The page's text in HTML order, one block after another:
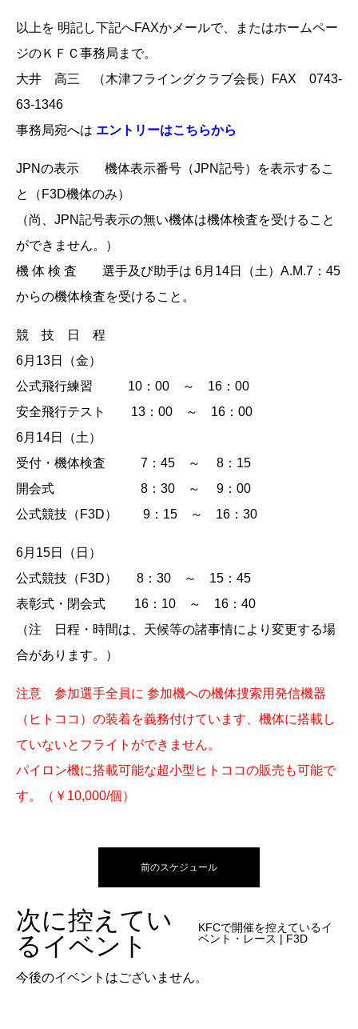
以上を 明記し下記へFAXかメールで、またはホームペー
ジのＫＦＣ事務局まで。
大井 高三 （木津フライングクラブ会長）FAX 0743-
63-1346
事務局宛へは エントリーはこちらから
JPNの表示 機体表示番号（JPN記号）を表示するこ
と（F3D機体のみ）
（尚、JPN記号表示の無い機体は機体検査を受けること
ができません。）
機 体 検 査 選手及び助手は 6月14日（土）A.M.7：45
からの機体検査を受けること。
競 技 日 程
6月13日（金）
公式飛行練習 10：00 ～ 16：00
安全飛行テスト 13：00 ～ 16：00
6月14日（土）
受付・機体検査 7：45 ～ 8：15
開会式 8：30 ～ 9：00
公式競技（F3D） 9：15 ～ 16：30
6月15日（日）
公式競技（F3D） 8：30 ～ 15：45
表彰式・閉会式 16：10 ～ 16：40
（注 日程・時間は、天候等の諸事情により変更する場
合があります。）
注意 参加選手全員に 参加機への機体捜索用発信機器
（ヒトココ）の装着を義務付けています、機体に搭載し
ていないとフライトができません。
パイロン機に搭載可能な超小型ヒトココの販売も可能で
す。（￥10,000/個）
前のスケジュール
次に控えてい
るイベント
KFCで開催を控えているイ
ベント・レース | F3D
今後のイベントはございません。